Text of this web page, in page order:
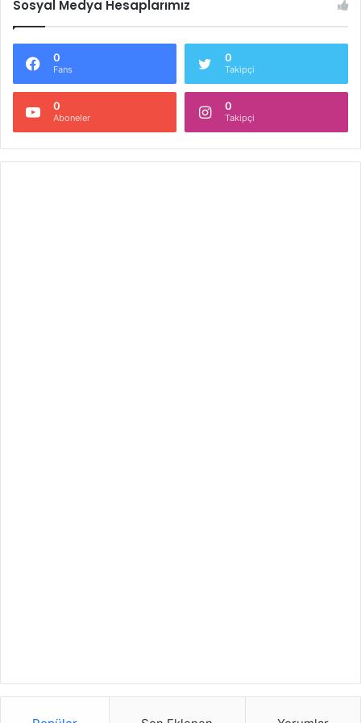
Sosyal Medya Hesaplarımız
0
Fans
0
Takipçi
0
Aboneler
0
Takipçi